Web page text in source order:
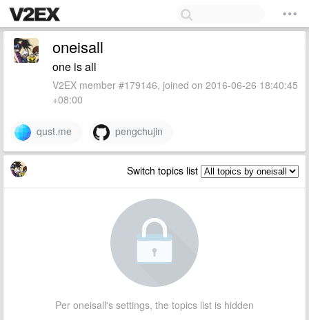
oneisall
one is all
V2EX member #179146, joined on 2016-06-26 18:40:45
+08:00
qust.me pengchujin
Switch topics list
Per oneisall's settings, the topics list is hidden